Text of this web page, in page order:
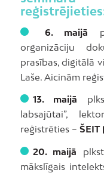
6. maijā
organizāciju
prasības, digitālā
Laše. Aicinām
13. maijā
labsajūtai”,
reģistrēties – ŠEIT
20. maijā
mākslīgais